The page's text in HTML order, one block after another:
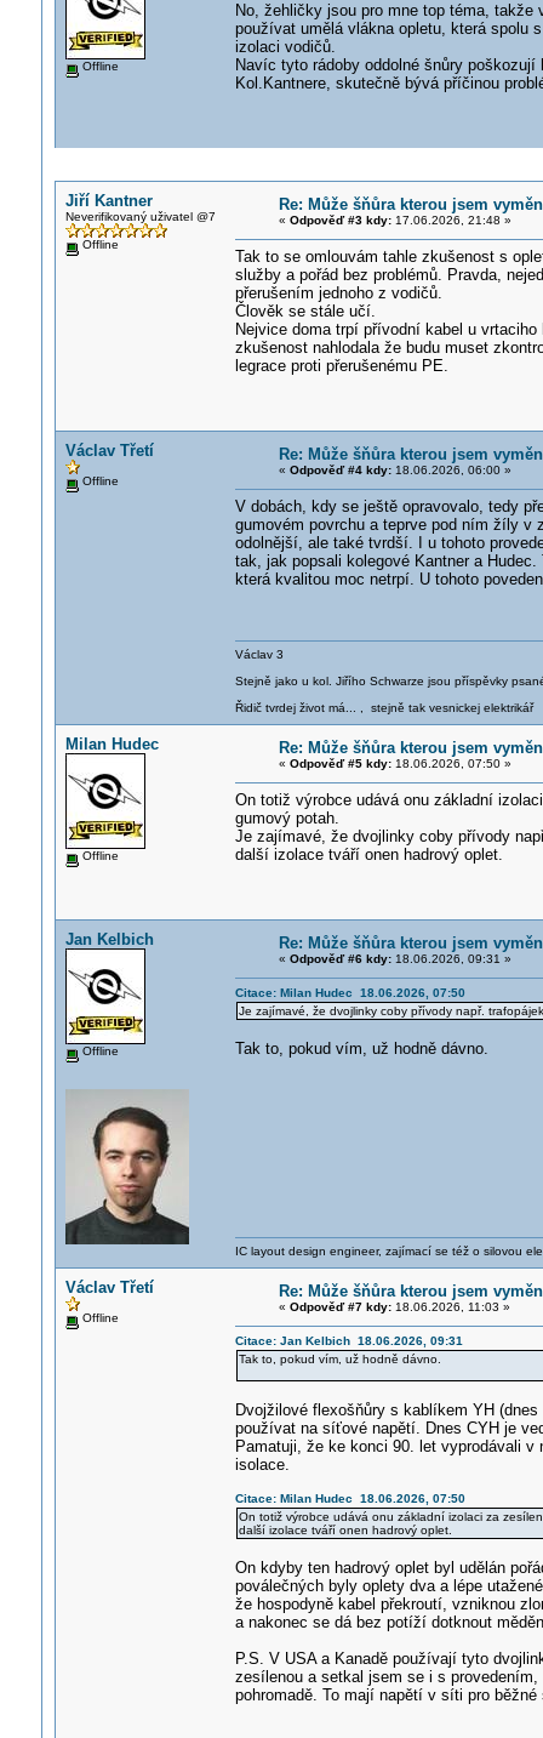
Offline
No, žehličky jsou pro mne top téma,
používat umělá vlákna opletu, která spolu
izolaci vodičů.
Navíc tyto rádoby oddolné šnůry
Kol.Kantnere, skutečně bývá příčinou
Jiří Kantner
Neverifikovaný uživatel @7
Offline
Re: Může šňůra kterou jsem
« Odpověď #3 kdy:17.06.2026, 21:48 »
Tak to se omlouvám tahle zkušenost s
služby a pořád bez problémů. Pravda,
přerušením jednoho z vodičů.
Člověk se stále učí.
Nejvice doma trpí přívodní kabel u
zkušenost nahlodala že budu muset
legrace proti přerušenému PE.
Václav Třetí
Offline
Re: Může šňůra kterou jsem
« Odpověď #4 kdy:18.06.2026, 06:00 »
V dobách, kdy se ještě opravovalo, tedy
gumovém povrchu a teprve pod ním žíly v
odolnější, ale také tvrdší. I u tohoto
tak, jak popsali kolegové Kantner a
která kvalitou moc netrpí. U tohoto
Václav 3
Stejně jako u kol. Jiřího Schwarze jsou příspěvky
Řidič tvrdej život má... , stejně tak vesnickej elektrikář
Milan Hudec
Offline
Re: Může šňůra kterou jsem
« Odpověď #5 kdy:18.06.2026, 07:50 »
On totiž výrobce udává onu základní
gumový potah.
Je zajímavé, že dvojlinky coby přívody
další izolace tváří onen hadrový oplet.
Jan Kelbich
Offline
Re: Může šňůra kterou jsem
« Odpověď #6 kdy:18.06.2026, 09:31 »
Citace: Milan Hudec 18.06.2026, 07:50
Je zajímavé, že dvojlinky coby přívody např.
Tak to, pokud vím, už hodně dávno.
IC layout design engineer, zajímací se též o silovou
Václav Třetí
Offline
Re: Může šňůra kterou jsem
« Odpověď #7 kdy:18.06.2026, 11:03 »
Citace: Jan Kelbich 18.06.2026, 09:31
Tak to, pokud vím, už hodně dávno.
Dvojžilové flexošňůry s kablíkem YH
používat na síťové napětí. Dnes CYH je
Pamatuji, že ke konci 90. let vyprodávali v
isolace.
Citace: Milan Hudec 18.06.2026, 07:50
On totiž výrobce udává onu základní izolaci za
další izolace tváří onen hadrový oplet.
On kdyby ten hadrový oplet byl udělán
poválečných byly oplety dva a lépe
že hospodyně kabel překroutí, vzniknou
a nakonec se dá bez potíží dotknout
P.S. V USA a Kanadě používají tyto
zesílenou a setkal jsem se i s
pohromadě. To mají napětí v síti pro